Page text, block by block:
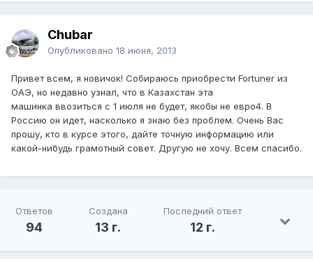
Chubar
Опубликовано 18 июня, 2013
Привет всем, я новичок! Собираюсь приобрести Fortuner из
ОАЭ, но недавно узнал, что в Казахстан эта
машинка ввозиться с 1 июля не будет, якобы не евро4. В
Россию он идет, насколько я знаю без проблем. Очень Вас
прошу, кто в курсе этого, дайте точную информацию или
какой-нибудь грамотный совет. Другую не хочу. Всем спасибо.
Ответов
94
Создана
13 г.
Последний ответ
12 г.